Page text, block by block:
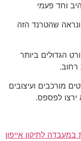
וחד פעמי
שהטרנד הזה
הגדולים ביותר
רחוב.
מורכבים ועיצובים
ירצו לפספס.
לתיקון אייפון